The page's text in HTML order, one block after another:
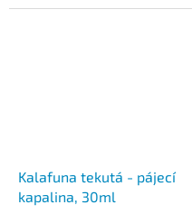
Kalafuna tekutá - pájecí
kapalina, 30ml